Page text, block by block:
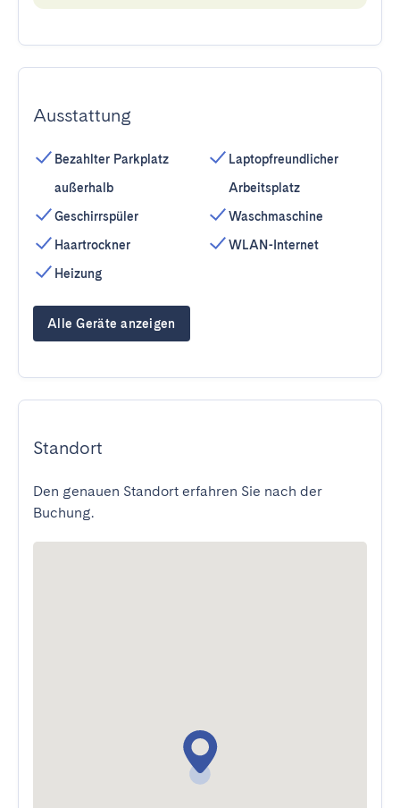
Ausstattung
Bezahlter Parkplatz
außerhalb
Geschirrspüler
Haartrockner
Heizung
Laptopfreundlicher
Arbeitsplatz
Waschmaschine
WLAN-Internet
Alle Geräte anzeigen
Standort
Den genauen Standort erfahren Sie nach der
Buchung.